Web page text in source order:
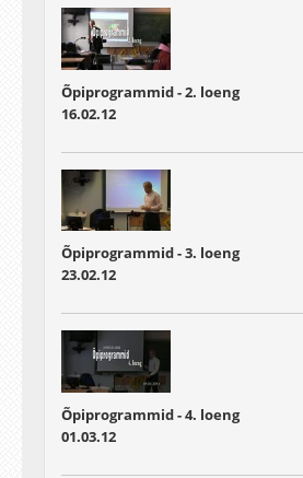
Õpiprogrammid - 2. loeng
16.02.12
Õpiprogrammid - 3. loeng
23.02.12
Õpiprogrammid - 4. loeng
01.03.12